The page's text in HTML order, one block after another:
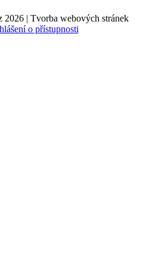
| Tvorba webových stránek
o přístupnosti